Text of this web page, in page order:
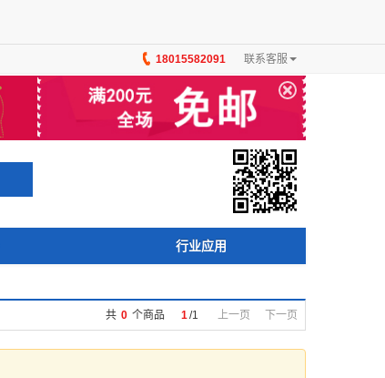
18015582091 联系客服
×
行业应用
共 0 个商品 1 /1 上一页 下一页